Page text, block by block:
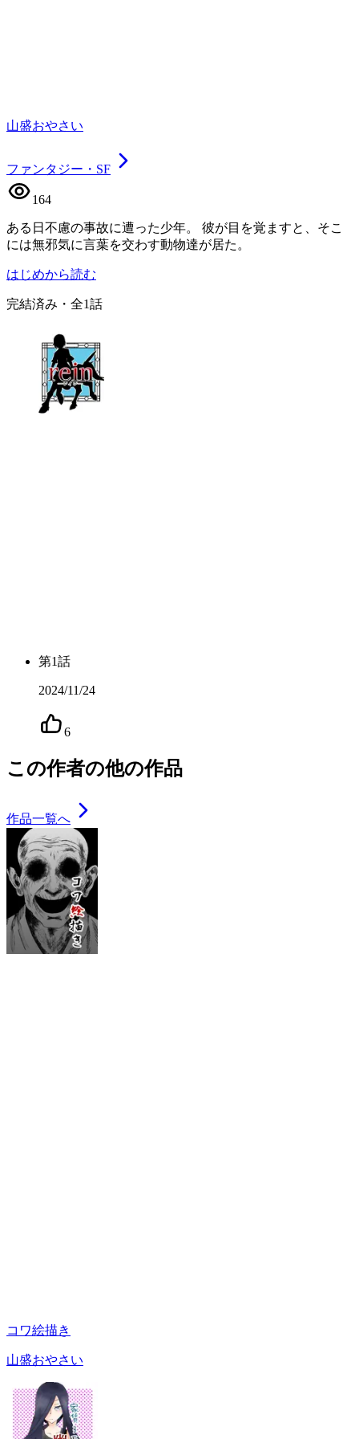
山盛おやさい
ファンタジー・SF
164
ある日不慮の事故に遭った少年。 彼が目を覚ますと、そこ
には無邪気に言葉を交わす動物達が居た。
はじめから読む
完結済み ・全1話
第1話
2024/11/24
6
この作者の他の作品
作品一覧へ
コワ絵描き
山盛おやさい